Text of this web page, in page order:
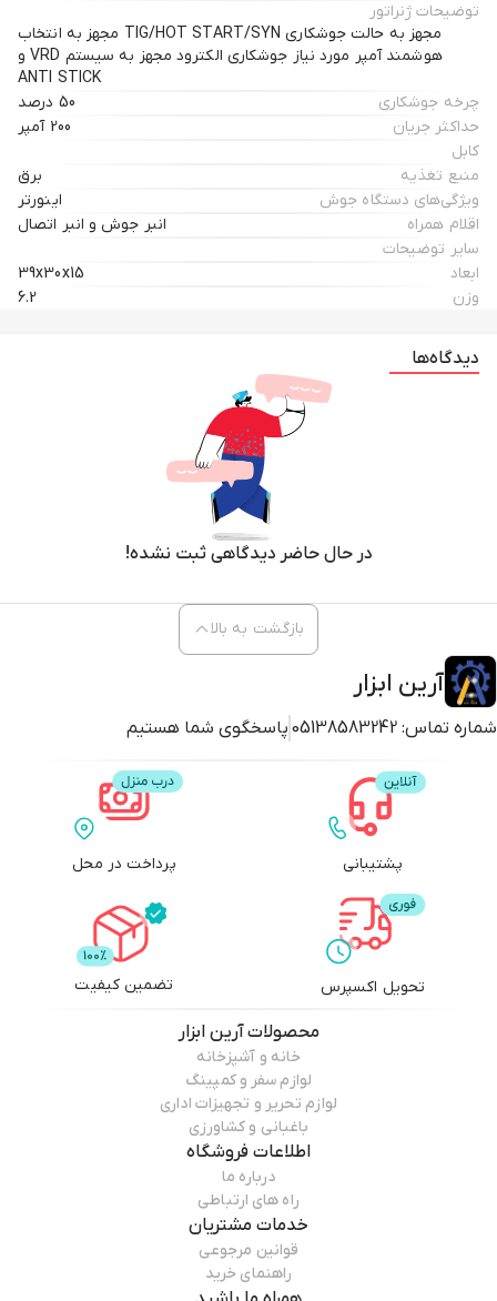
توضیحات ژنراتور
مجهز به حالت جوشکاری TIG/HOT START/SYN مجهز به انتخاب
هوشمند آمپر مورد نیاز جوشکاری الکترود مجهز به سیستم VRD و
ANTI STICK
چرخه جوشکاری
50 درصد
حداکثر جریان
200 آمپر
کابل
منبع تغذیه
برق
ویژگی‌های دستگاه جوش
اینورتر
اقلام همراه
انبر جوش و انبر اتصال
سایر توضیحات
ابعاد
39x30x15
وزن
6.2
دیدگاه‌ها
در حال حاضر دیدگاهی ثبت نشده!
آرین ابزار
شماره تماس: 05138583242 پاسخگوی شما هستیم
بازگشت به بالا
پشتیبانی پرداخت در محل
تحویل اکسپرس تضمین کیفیت
محصولاتآرین ابزار
خانه و آشپزخانه
لوازم سفر و کمپینگ
لوازم تحریر و تجهیزات اداری
باغبانی و کشاورزی
اطلاعات فروشگاه
درباره ما
راه های ارتباطی
خدمات مشتریان
قوانین مرجوعی
راهنمای خرید